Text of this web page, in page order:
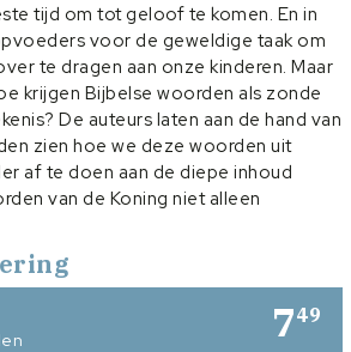
tijd om tot geloof te komen. En in
voor de geweldige taak om
te dragen aan onze kinderen. Maar
krijgen Bijbelse woorden als zonde
De auteurs laten aan de hand van
zien hoe we deze woorden uit
af te doen aan de diepe inhoud
van de Koning niet alleen
onze kinderen beseffen dat het
Ouders, ambtsdragers,
krijgen met dit boek een
voor verdere verwerking en
749